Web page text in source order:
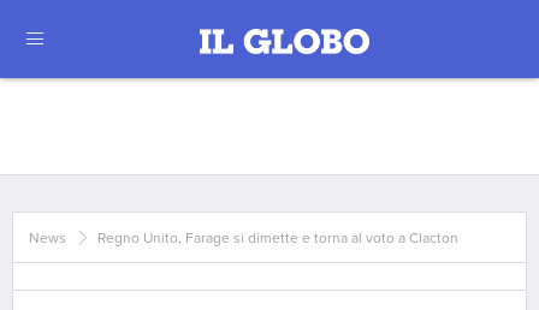
News Regno Unito, Farage si dimette e torna al voto a Clacton